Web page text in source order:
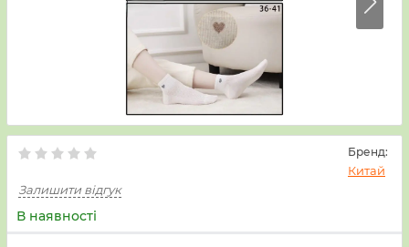
Бренд:
Китай
Залишити відгук
В наявності